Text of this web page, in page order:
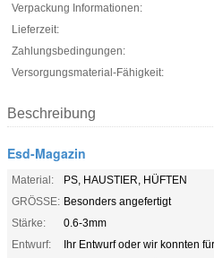
Verpackung Informationen:
Lieferzeit:
Zahlungsbedingungen:
Versorgungsmaterial-Fähigkeit:
Beschreibung
Esd-Magazin
Material:
PS, HAUSTIER, HÜFTEN
GRÖSSE: Besonders angefertigt
Stärke:
0.6-3mm
Entwurf:
Ihr Entwurf oder wir konnten